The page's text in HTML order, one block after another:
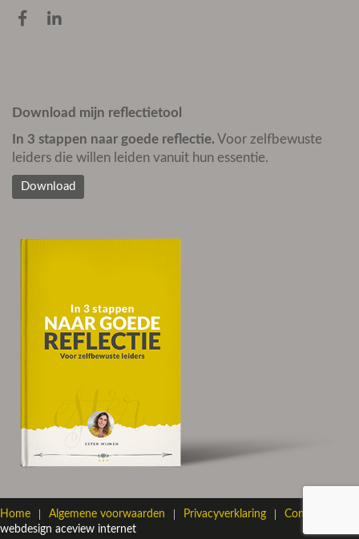
Download mijn reflectietool
In 3 stappen naar goede reflectie. Voor zelfbewuste
leiders die willen leiden vanuit hun essentie.
Download
Home Algemene voorwaarden Privacyverklaring
Contact
webdesign aceview internet